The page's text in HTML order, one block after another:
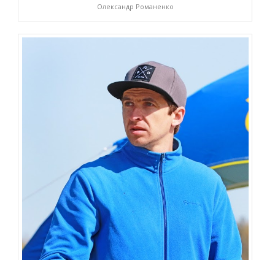
Олександр Романенко